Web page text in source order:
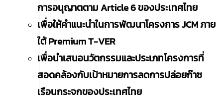
การอนุญาตตาม Article 6 ของประเทศไทย
เพื่อให้คำแนะนำในการพัฒนาโครงการ JCM ภาย
ใต้ Premium T-VER
เพื่อนำเสนอนวัตกรรมและประเภทโครงการที่
สอดคล้องกับเป้าหมายการลดการปล่อยก๊าซ
เรือนกระจกของประเทศไทย